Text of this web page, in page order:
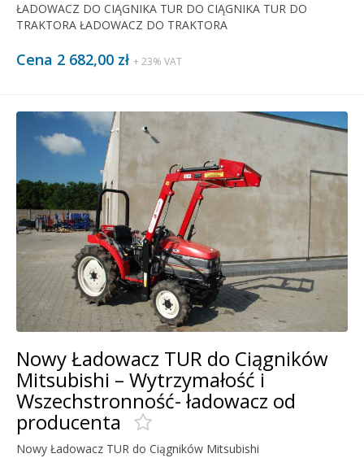
ŁADOWACZ DO CIĄGNIKA TUR DO CIĄGNIKA TUR DO
TRAKTORA ŁADOWACZ DO TRAKTORA
Cena 2 682,00 zł + 23% VAT
Nowy Ładowacz TUR do Ciągników
Mitsubishi – Wytrzymałość i
Wszechstronność- ładowacz od
producenta
Nowy Ładowacz TUR do Ciągników Mitsubishi